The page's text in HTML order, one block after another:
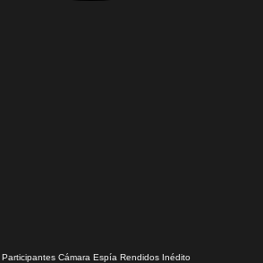
Participantes Cámara Espía Rendidos Inédito